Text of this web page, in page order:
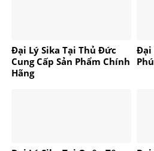
Đại Lý Sika Tại Thủ Đức
Cung Cấp Sản Phẩm Chính
Hãng
Đại